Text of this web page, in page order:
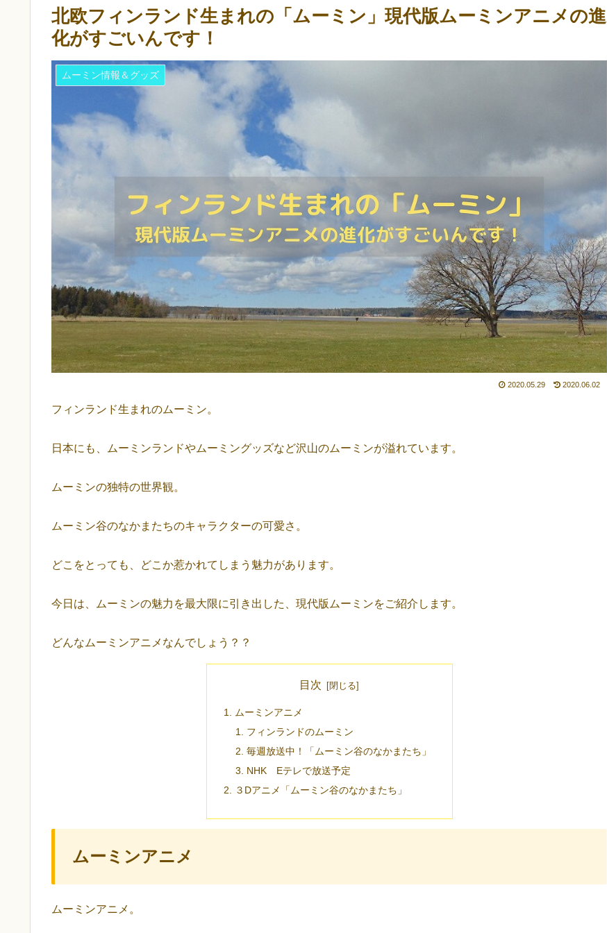
北欧フィンランド生まれの「ムーミン」現代版ムーミンアニメの進
化がすごいんです！
ムーミン情報＆グッズ
2020.05.29 2020.06.02
フィンランド生まれのムーミン。
日本にも、ムーミンランドやムーミングッズなど沢山のムーミンが溢れています。
ムーミンの独特の世界観。
ムーミン谷のなかまたちのキャラクターの可愛さ。
どこをとっても、どこか惹かれてしまう魅力があります。
今日は、ムーミンの魅力を最大限に引き出した、現代版ムーミンをご紹介します。
どんなムーミンアニメなんでしょう？？
目次
ムーミンアニメ
フィンランドのムーミン
毎週放送中！「ムーミン谷のなかまたち」
NHK Eテレで放送予定
３Dアニメ「ムーミン谷のなかまたち」
ムーミンアニメ
ムーミンアニメ。